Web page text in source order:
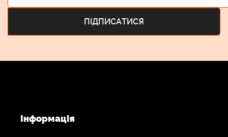
Інформація